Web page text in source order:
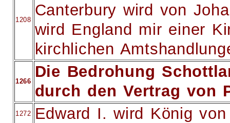
1208
Canterbury wird von
wird England mir einer
kirchlichen
1266
Die Bedrohung
durch den Vertrag von
1272 Edward I. wird König